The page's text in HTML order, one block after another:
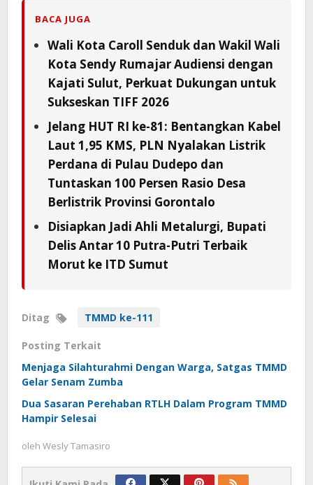
BACA JUGA
Wali Kota Caroll Senduk dan Wakil Wali
Kota Sendy Rumajar Audiensi dengan
Kajati Sulut, Perkuat Dukungan untuk
Sukseskan TIFF 2026
Jelang HUT RI ke-81: Bentangkan Kabel
Laut 1,95 KMS, PLN Nyalakan Listrik
Perdana di Pulau Dudepo dan
Tuntaskan 100 Persen Rasio Desa
Berlistrik Provinsi Gorontalo
Disiapkan Jadi Ahli Metalurgi, Bupati
Delis Antar 10 Putra-Putri Terbaik
Morut ke ITD Sumut
Ditag TMMD ke-111
Posting Terkait
Menjaga Silahturahmi Dengan Warga, Satgas TMMD
Gelar Senam Zumba
Dua Sasaran Perehaban RTLH Dalam Program TMMD
Hampir Selesai
oleh Wesly Tamasiro